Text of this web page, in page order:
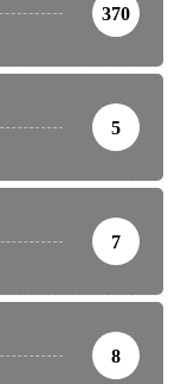
370
5
7
8